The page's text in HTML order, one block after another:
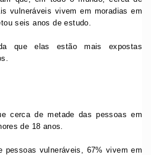
vulneráveis vivem em moradias em
seis anos de estudo.
que elas estão mais expostas
cerca de metade das pessoas em
de 18 anos.
pessoas vulneráveis, 67% vivem em